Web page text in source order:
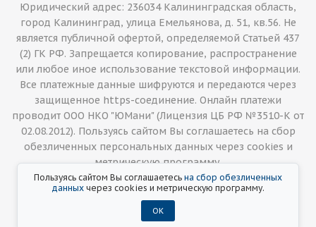
Юридический адрес: 236034 Калининградская область,
город Калининград, улица Емельянова, д. 51, кв.56. Не
является публичной офертой, определяемой Статьей 437
(2) ГК РФ. Запрещается копирование, распространение
или любое иное использование текстовой информации.
Все платежные данные шифруются и передаются через
защищенное https-соединение. Онлайн платежи
проводит ООО НКО "ЮМани" (Лицензия ЦБ РФ №3510-К от
02.08.2012). Пользуясь сайтом Вы соглашаетесь на сбор
обезличенных персональных данных через cookies и
метрическую программу.
Пользуясь сайтом Вы соглашаетесь на сбор обезличенных
данныхчерез cookies и метрическую программу.
ОК